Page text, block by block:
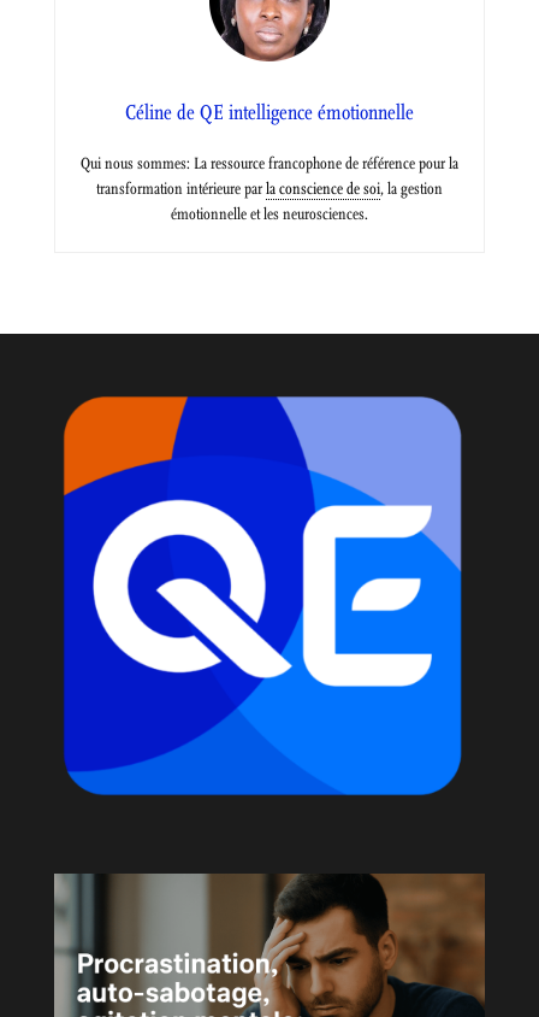
Céline de QE intelligence émotionnelle
Qui nous sommes: La ressource francophone de référence pour la
transformation intérieure parla conscience de soi, la gestion
émotionnelle et les neurosciences.